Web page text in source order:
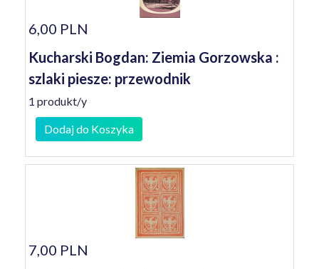
6,00 PLN
Kucharski Bogdan: Ziemia Gorzowska :
szlaki piesze: przewodnik
1 produkt/y
Dodaj do Koszyka
7,00 PLN